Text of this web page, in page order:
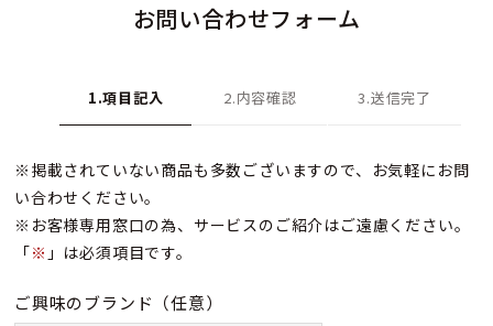
お問い合わせフォーム
1.項目記入 2.内容確認 3.送信完了
※掲載されていない商品も多数ございますので、お気軽にお問
い合わせください。
※お客様専用窓口の為、サービスのご紹介はご遠慮ください。
「※ 」は必須項目です。
ご興味のブランド （任意）